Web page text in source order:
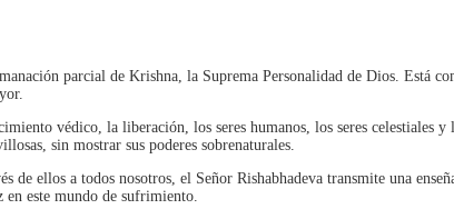
parcial de Krishna, la Suprema Personalidad de Dios. Está
védico, la liberación, los seres humanos, los seres celestiales y
sin mostrar sus poderes sobrenaturales.
de ellos a todos nosotros, el Señor Rishabhadeva transmite una
este mundo de sufrimiento.